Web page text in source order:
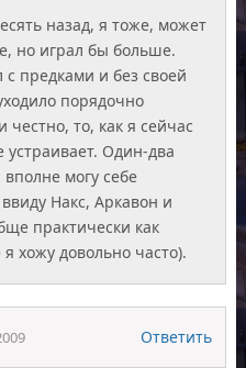
назад, я тоже, может
но играл бы больше.
с предками и без своей
порядочно
честно, то, как я сейчас
Один-два
могу себе
Накс, Аркавон и
практически как
хожу довольно часто).
Ответить